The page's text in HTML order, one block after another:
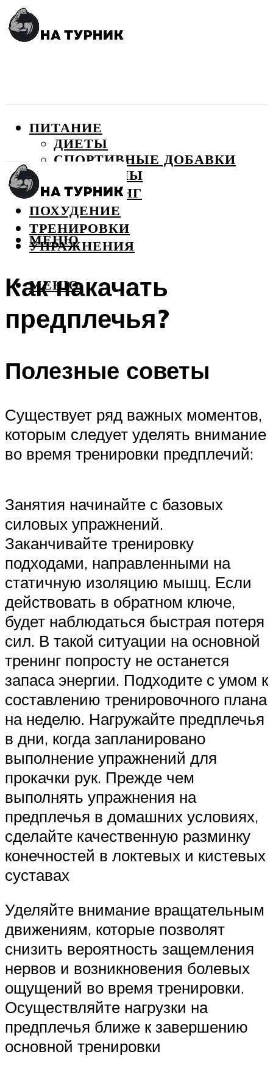
ПИТАНИЕ
ДИЕТЫ
СПОРТИВНЫЕ ДОБАВКИ
ВИТАМИНЫ
БОДИБИЛДИНГ
ПОХУДЕНИЕ
ТРЕНИРОВКИ
УПРАЖНЕНИЯ
МЕНЮ
МЕНЮ
Как накачать
предплечья?
Полезные советы
Существует ряд важных моментов,
которым следует уделять внимание
во время тренировки предплечий:
Занятия начинайте с базовых
силовых упражнений.
Заканчивайте тренировку
подходами, направленными на
статичную изоляцию мышц. Если
действовать в обратном ключе,
будет наблюдаться быстрая потеря
сил. В такой ситуации на основной
тренинг попросту не останется
запаса энергии. Подходите с умом к
составлению тренировочного плана
на неделю. Нагружайте предплечья
в дни, когда запланировано
выполнение упражнений для
прокачки рук. Прежде чем
выполнять упражнения на
предплечья в домашних условиях,
сделайте качественную разминку
конечностей в локтевых и кистевых
суставах
Уделяйте внимание вращательным
движениям, которые позволят
снизить вероятность защемления
нервов и возникновения болевых
ощущений во время тренировки.
Осуществляйте нагрузки на
предплечья ближе к завершению
основной тренировки